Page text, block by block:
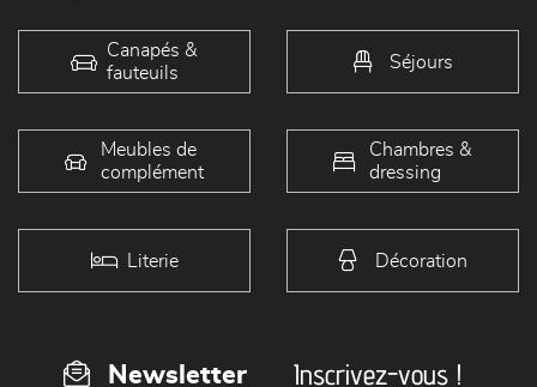
Canapés &
fauteuils
Séjours
Meubles de
complément
Chambres &
dressing
Literie Décoration
Newsletter Inscrivez-vous !